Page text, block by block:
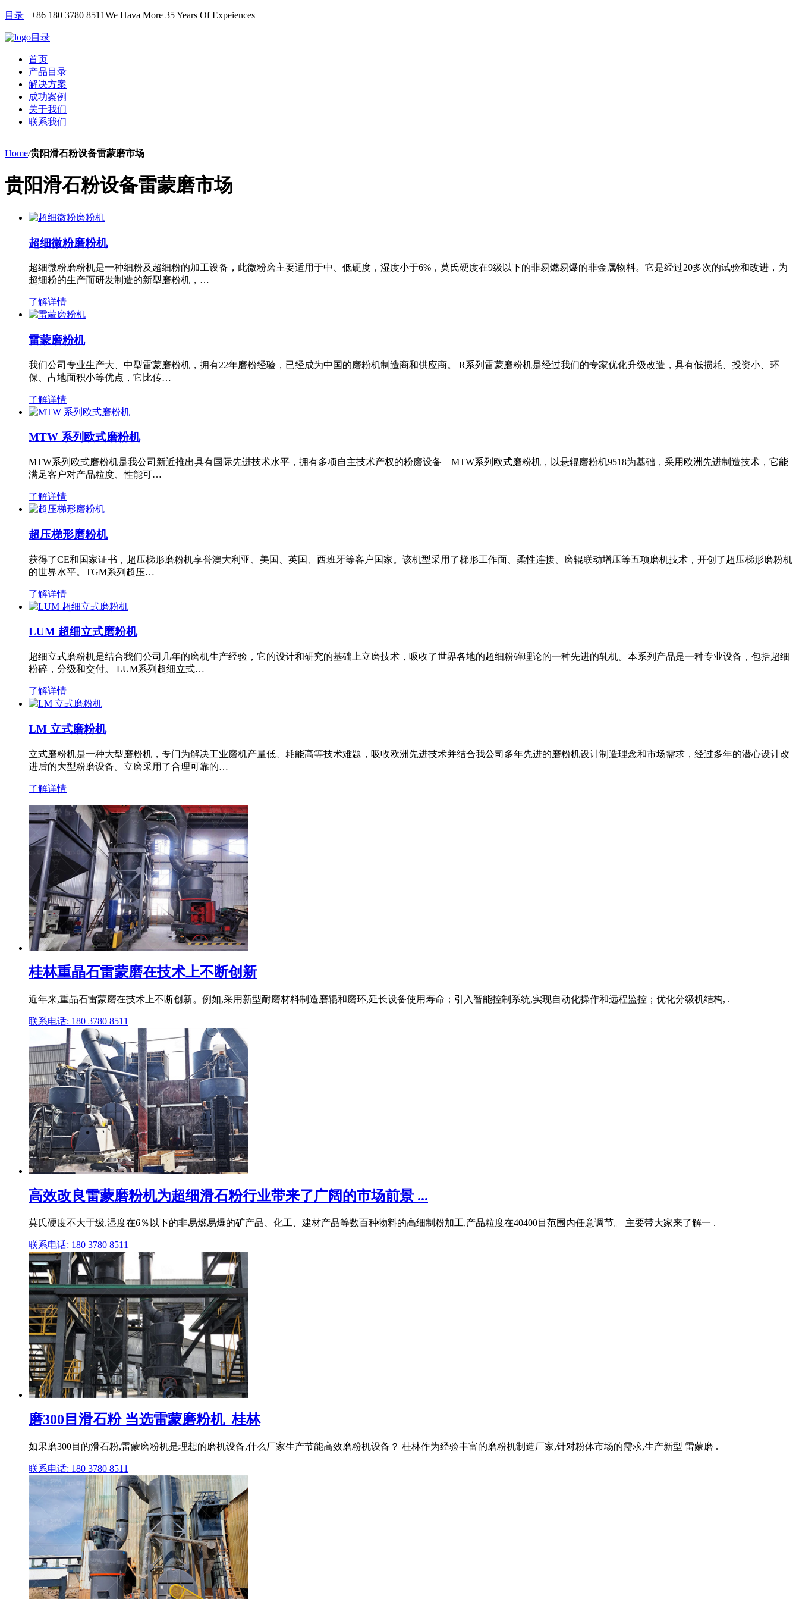
目录 +86 180 3780 8511We Hava More 35 Years Of Expeiences
目录
首页
产品目录
解决方案
成功案例
关于我们
联系我们
Home/贵阳滑石粉设备雷蒙磨市场
贵阳滑石粉设备雷蒙磨市场
超细微粉磨粉机
超细微粉磨粉机是一种细粉及超细粉的加工设备，此微粉磨主要适用于中、低硬度，湿度小于6%，莫氏硬度在9级以下的非易燃易爆的非金属物料。它是经过20多次的试验和改进，为
超细粉的生产而研发制造的新型磨粉机，…
了解详情
雷蒙磨粉机
我们公司专业生产大、中型雷蒙磨粉机，拥有22年磨粉经验，已经成为中国的磨粉机制造商和供应商。 R系列雷蒙磨粉机是经过我们的专家优化升级改造，具有低损耗、投资小、环
保、占地面积小等优点，它比传…
了解详情
MTW 系列欧式磨粉机
MTW系列欧式磨粉机是我公司新近推出具有国际先进技术水平，拥有多项自主技术产权的粉磨设备—MTW系列欧式磨粉机，以悬辊磨粉机9518为基础，采用欧洲先进制造技术，它能
满足客户对产品粒度、性能可…
了解详情
超压梯形磨粉机
获得了CE和国家证书，超压梯形磨粉机享誉澳大利亚、美国、英国、西班牙等客户国家。该机型采用了梯形工作面、柔性连接、磨辊联动增压等五项磨机技术，开创了超压梯形磨粉机
的世界水平。TGM系列超压…
了解详情
LUM 超细立式磨粉机
超细立式磨粉机是结合我们公司几年的磨机生产经验，它的设计和研究的基础上立磨技术，吸收了世界各地的超细粉碎理论的一种先进的轧机。本系列产品是一种专业设备，包括超细
粉碎，分级和交付。 LUM系列超细立式…
了解详情
LM 立式磨粉机
立式磨粉机是一种大型磨粉机，专门为解决工业磨机产量低、耗能高等技术难题，吸收欧洲先进技术并结合我公司多年先进的磨粉机设计制造理念和市场需求，经过多年的潜心设计改
进后的大型粉磨设备。立磨采用了合理可靠的…
了解详情
桂林重晶石雷蒙磨在技术上不断创新
近年来,重晶石雷蒙磨在技术上不断创新。例如,采用新型耐磨材料制造磨辊和磨环,延长设备使用寿命；引入智能控制系统,实现自动化操作和远程监控；优化分级机结构, .
联系电话: 180 3780 8511
高效改良雷蒙磨粉机为超细滑石粉行业带来了广阔的市场前景 ...
莫氏硬度不大于级,湿度在6％以下的非易燃易爆的矿产品、化工、建材产品等数百种物料的高细制粉加工,产品粒度在40400目范围内任意调节。 主要带大家来了解一 .
联系电话: 180 3780 8511
磨300目滑石粉 当选雷蒙磨粉机_桂林
如果磨300目的滑石粉,雷蒙磨粉机是理想的磨机设备,什么厂家生产节能高效磨粉机设备？ 桂林作为经验丰富的磨粉机制造厂家,针对粉体市场的需求,生产新型 雷蒙磨 .
联系电话: 180 3780 8511